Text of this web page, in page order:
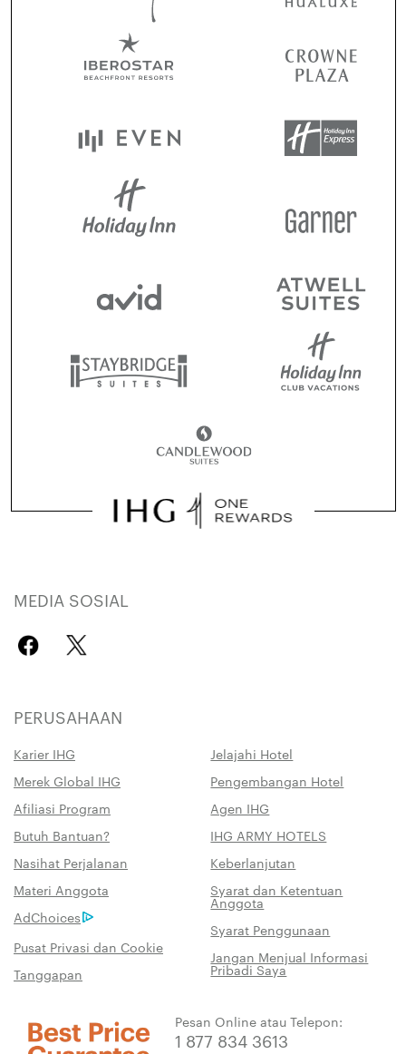
MEDIA SOSIAL
PERUSAHAAN
Karier IHG
Jelajahi Hotel
Merek Global IHG
Pengembangan Hotel
Afiliasi Program
Agen IHG
Butuh Bantuan?
IHG ARMY HOTELS
Nasihat Perjalanan
Keberlanjutan
Materi Anggota
Syarat dan Ketentuan
Anggota
AdChoices
Syarat Penggunaan
Pusat Privasi dan Cookie
Jangan Menjual Informasi
Pribadi Saya
Tanggapan
Pesan Online atau Telepon:
1 877 834 3613